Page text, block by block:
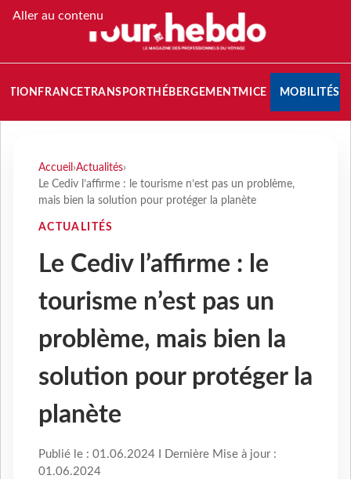
Aller au contenu
FRANCETRANSPORT HÉBERGEMENTMICE MOBILITÉS
Accueil ›Actualités›
Le Cediv l’affirme : le tourisme n’est pas un problème,
mais bien la solution pour protéger la planète
ACTUALITÉS
Le Cediv l’affirme : le
tourisme n’est pas un
problème, mais bien la
solution pour protéger la
planète
Publié le : 01.06.2024 I Dernière Mise à jour :
01.06.2024